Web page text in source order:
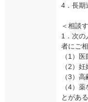
4．長期
＜相談
1．次の
者にご
（1）
（2）
（3）
（4）
とがあ